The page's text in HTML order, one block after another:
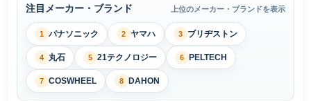
注目メーカー・ブランド 上位のメーカー・ブランドを表示
1 パナソニック 2 ヤマハ 3 ブリヂストン
4 丸石 5 21テクノロジー 6 PELTECH
7 COSWHEEL 8 DAHON